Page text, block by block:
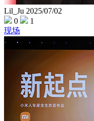
Lil_Ju 2025/07/02
0
1
现场